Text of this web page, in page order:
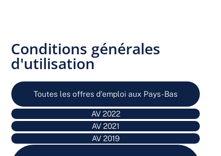
Conditions générales
d'utilisation
Toutes les offres d'emploi aux Pays-Bas
AV 2022
AV 2021
AV 2019